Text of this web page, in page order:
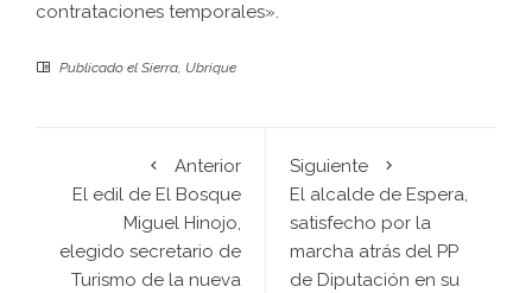
contrataciones temporales».
Publicado el Sierra, Ubrique
Anterior
El edil de El Bosque
Miguel Hinojo,
elegido secretario de
Turismo de la nueva
Siguiente
El alcalde de Espera,
satisfecho por la
marcha atrás del PP
de Diputación en su